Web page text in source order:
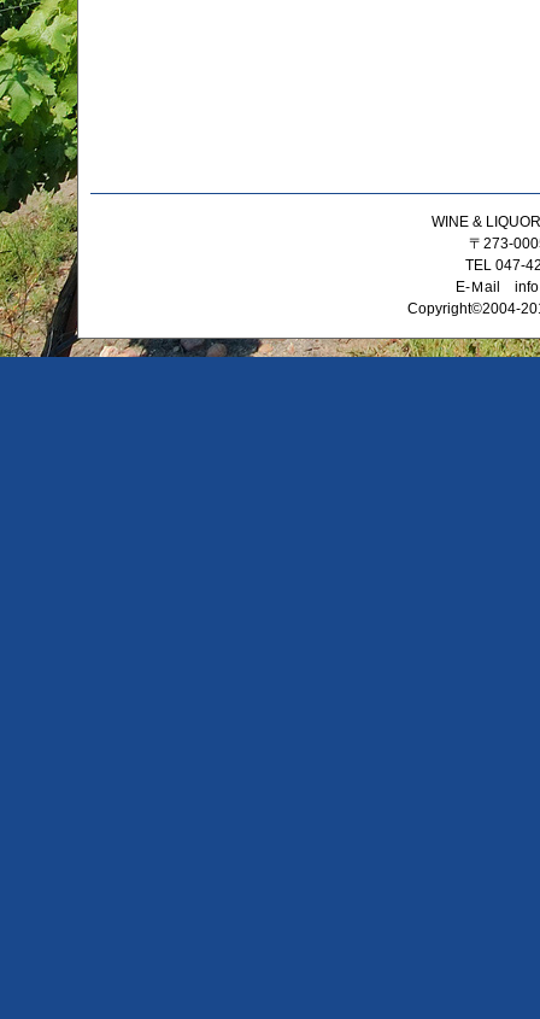
WINE &
〒273-
TEL 047-
E-Ｍail
Copyright©2004-